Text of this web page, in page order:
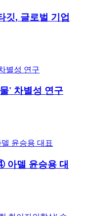
깃, 글로벌 기업
' 차별성 연구
아델 윤승용 대